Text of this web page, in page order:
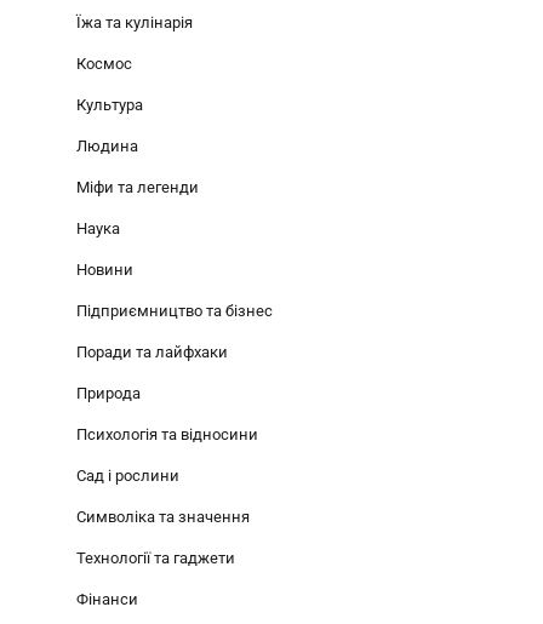
Їжа та кулінарія
Космос
Культура
Людина
Міфи та легенди
Наука
Новини
Підприємництво та бізнес
Поради та лайфхаки
Природа
Психологія та відносини
Сад і рослини
Символіка та значення
Технології та гаджети
Фінанси